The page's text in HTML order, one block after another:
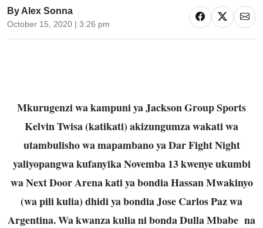
By Alex Sonna
October 15, 2020 | 3:26 pm
Mkurugenzi wa kampuni ya Jackson Group Sports
Kelvin Twisa (katikati) akizungumza wakati wa
utambulisho wa mapambano ya Dar Fight Night
yaliyopangwa kufanyika Novemba 13 kwenye ukumbi
wa Next Door Arena kati ya bondia Hassan Mwakinyo
(wa pili kulia) dhidi ya bondia Jose Carlos Paz wa
Argentina. Wa kwanza kulia ni bonda Dulla Mbabe na